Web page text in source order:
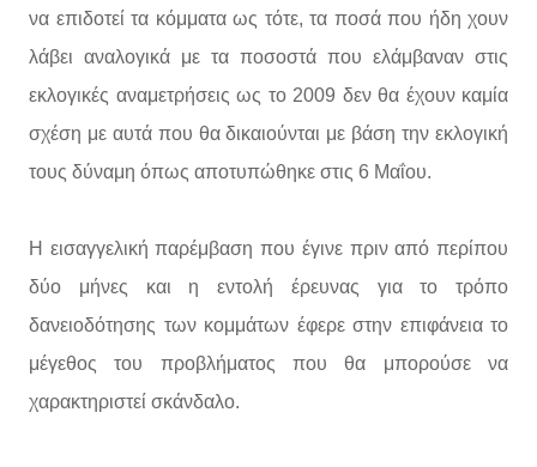
να επιδοτεί τα κόμματα ως τότε, τα ποσά που ήδη χουν
λάβει αναλογικά με τα ποσοστά που ελάμβαναν στις
εκλογικές αναμετρήσεις ως το 2009 δεν θα έχουν καμία
σχέση με αυτά που θα δικαιούνται με βάση την εκλογική
τους δύναμη όπως αποτυπώθηκε στις 6 Μαΐου.
Η εισαγγελική παρέμβαση που έγινε πριν από περίπου
δύο μήνες και η εντολή έρευνας για το τρόπο
δανειοδότησης των κομμάτων έφερε στην επιφάνεια το
μέγεθος του προβλήματος που θα μπορούσε να
χαρακτηριστεί σκάνδαλο.